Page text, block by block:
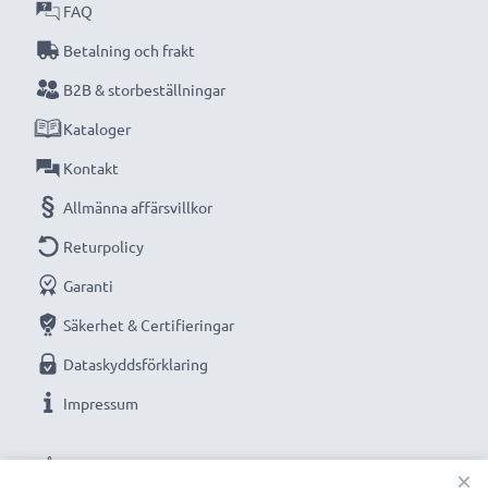
✔ 100% kompatibel ersättning för ditt
originalbatteri , med pålitlig laddning varje gång
Teknisk data:
Kapacitet: 3Ah
Spänning: 24V
Cellteknik : NiMH
Ersättningsbatteri från CELLONIC – hög kvalitet till ett
rimligt pris.
★3 års garanti
Vi grundades år 2004 och är en internationell
VÅRA BETALNINGSALTERNATIV
FAQ
Betalning och frakt
B2B & storbeställningar
Kataloger
Kontakt
Allmänna affärsvillkor
Returpolicy
Garanti
Säkerhet & Certifieringar
Dataskyddsförklaring
Impressum
×